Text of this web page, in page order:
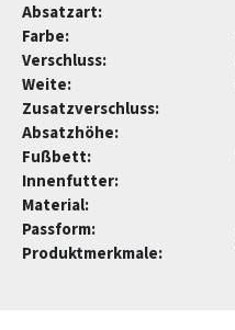
Absatzart:
Farbe:
Verschluss:
Weite:
Zusatzverschluss:
Absatzhöhe:
Fußbett:
Innenfutter:
Material:
Passform:
Produktmerkmale: